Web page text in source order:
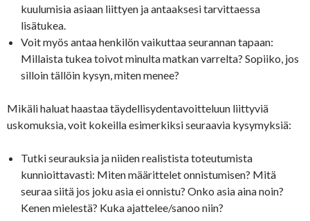
kuulumisia asiaan liittyen ja antaaksesi tarvittaessa
lisätukea.
Voit myös antaa henkilön vaikuttaa seurannan tapaan:
Millaista tukea toivot minulta matkan varrelta? Sopiiko, jos
silloin tällöin kysyn, miten menee?
Mikäli haluat haastaa täydellisydentavoitteluun liittyviä
uskomuksia, voit kokeilla esimerkiksi seuraavia kysymyksiä:
Tutki seurauksia ja niiden realistista toteutumista
kunnioittavasti: Miten määrittelet onnistumisen? Mitä
seuraa siitä jos joku asia ei onnistu? Onko asia aina noin?
Kenen mielestä? Kuka ajattelee/sanoo niin?